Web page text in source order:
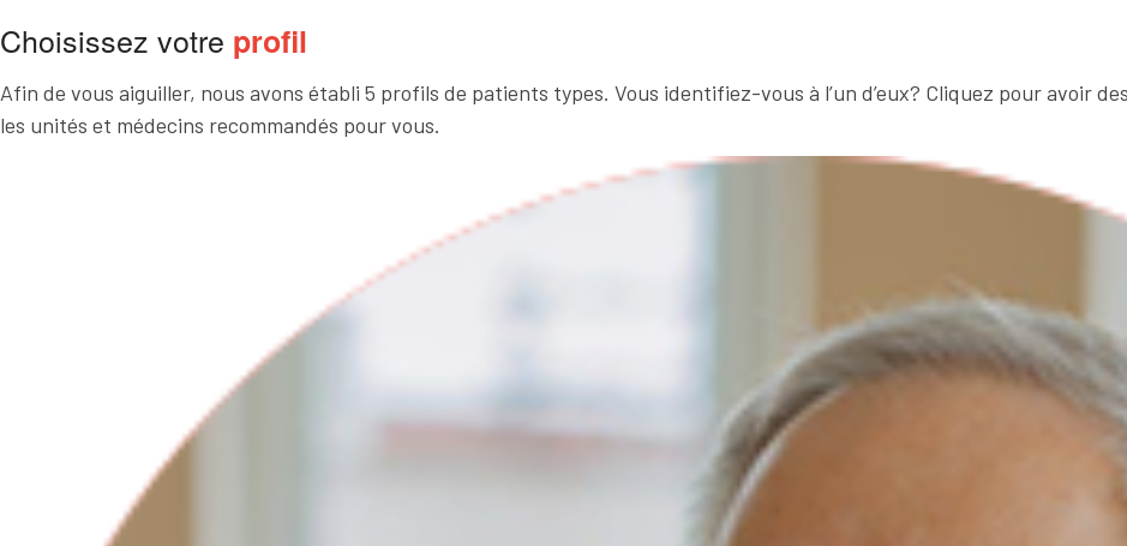
Choisissez votre profil
Afin de vous aiguiller, nous avons établi 5 profils de patients types. Vous identifiez-vous à l’un d’eux? Cliquez pour avoir
les unités et médecins recommandés pour vous.